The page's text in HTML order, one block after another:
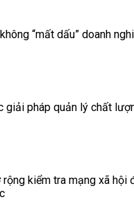
“mất dấu” doanh
giải pháp quản lý chất
kiểm tra mạng xã hội